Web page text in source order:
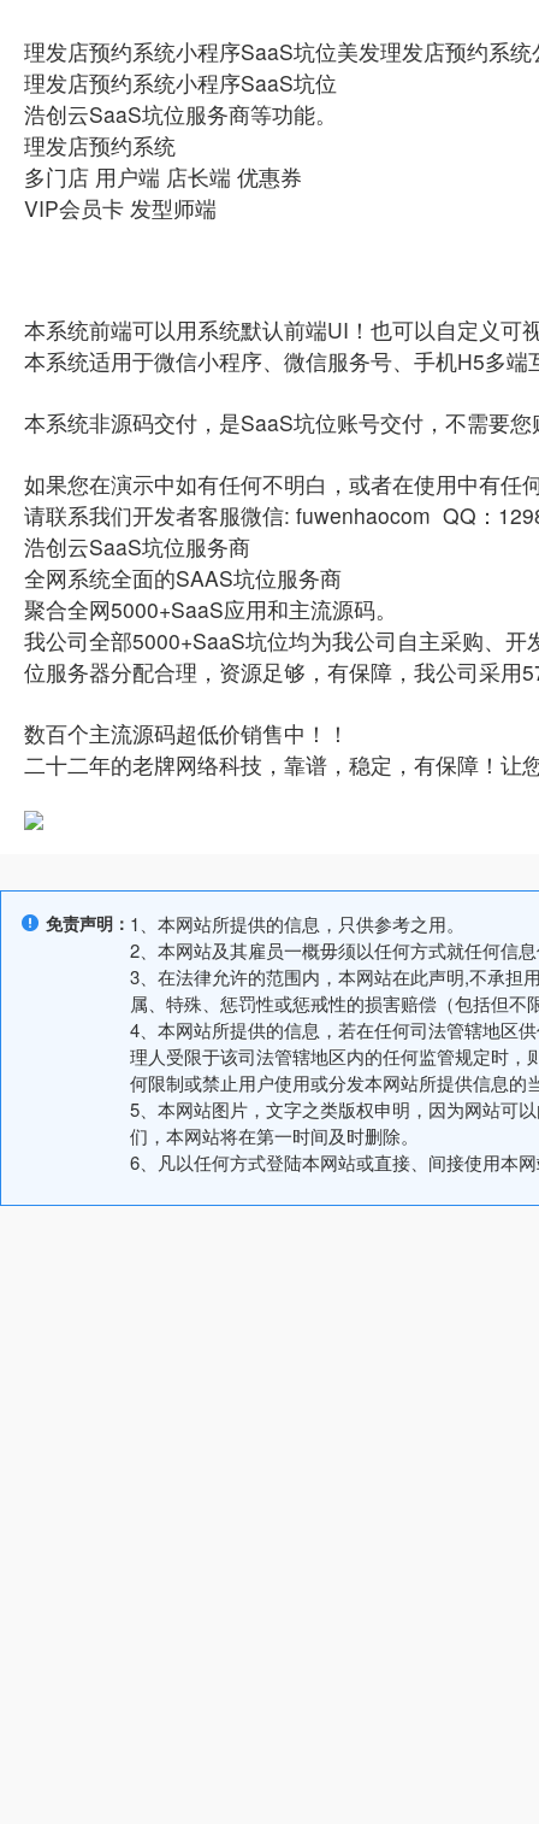
理发店预约系统小程序SaaS坑位美发理发店预约系
理发店预约系统小程序SaaS坑位
浩创云SaaS坑位服务商等功能。
理发店预约系统
多门店 用户端 店长端 优惠券
VIP会员卡 发型师端
本系统前端可以用系统默认前端UI！也可以自定义可
本系统适用于微信小程序、微信服务号、手机H5多端
本系统非源码交付，是SaaS坑位账号交付，不需要
如果您在演示中如有任何不明白，或者在使用中有任
请联系我们开发者客服微信: fuwenhaocom QQ：
浩创云SaaS坑位服务商
全网系统全面的SAAS坑位服务商
聚合全网5000+SaaS应用和主流源码。
我公司全部5000+SaaS坑位均为我公司自主采购、
位服务器分配合理，资源足够，有保障，我公司采
数百个主流源码超低价销售中！！
二十二年的老牌网络科技，靠谱，稳定，有保障！让
免责声明： 1、本网站所提供的信息，只供参考之用。
2、本网站及其雇员一概毋须以任何方式就任何信
3、在法律允许的范围内，本网站在此声明,不承担
属、特殊、惩罚性或惩戒性的损害赔偿（包括但
4、本网站所提供的信息，若在任何司法管辖地区
理人受限于该司法管辖地区内的任何监管规定时
何限制或禁止用户使用或分发本网站所提供信息的
5、本网站图片，文字之类版权申明，因为网站可
们，本网站将在第一时间及时删除。
6、凡以任何方式登陆本网站或直接、间接使用本